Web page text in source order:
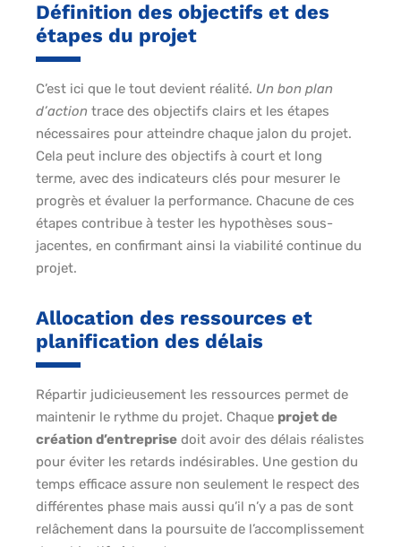
Définition des objectifs et des
étapes du projet
C’est ici que le tout devient réalité. Un bon plan
d’action trace des objectifs clairs et les étapes
nécessaires pour atteindre chaque jalon du projet.
Cela peut inclure des objectifs à court et long
terme, avec des indicateurs clés pour mesurer le
progrès et évaluer la performance. Chacune de ces
étapes contribue à tester les hypothèses sous-
jacentes, en confirmant ainsi la viabilité continue du
projet.
Allocation des ressources et
planification des délais
Répartir judicieusement les ressources permet de
maintenir le rythme du projet. Chaque projet de
création d’entreprise doit avoir des délais réalistes
pour éviter les retards indésirables. Une gestion du
temps efficace assure non seulement le respect des
différentes phase mais aussi qu’il n’y a pas de sont
relâchement dans la poursuite de l’accomplissement